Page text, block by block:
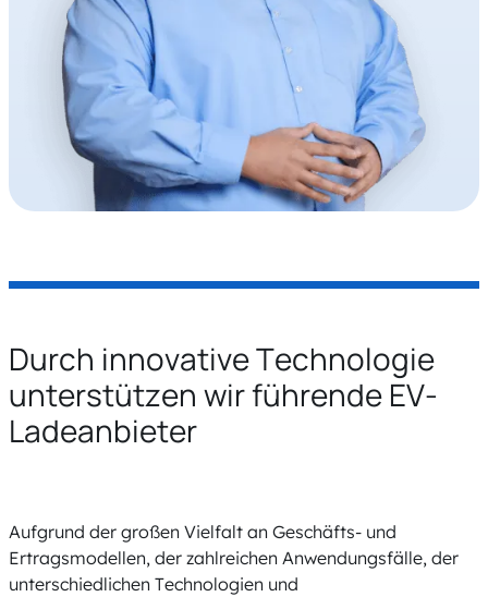
Durch innovative Technologie
unterstützen wir führende EV-
Ladeanbieter
Aufgrund der großen Vielfalt an Geschäfts- und
Ertragsmodellen, der zahlreichen Anwendungsfälle, der
unterschiedlichen Technologien und